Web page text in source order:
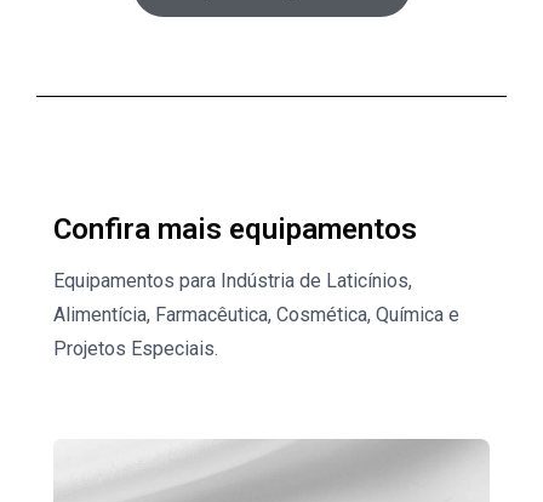
Confira mais equipamentos
Equipamentos para Indústria de Laticínios,
Alimentícia, Farmacêutica, Cosmética, Química e
Projetos Especiais.